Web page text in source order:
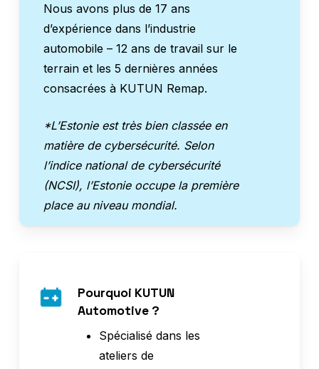
Nous avons plus de 17 ans
d’expérience dans l’industrie
automobile – 12 ans de travail sur le
terrain et les 5 dernières années
consacrées à KUTUN Remap.
*L’Estonie est très bien classée en
matière de cybersécurité. Selon
l’indice national de cybersécurité
(NCSI), l’Estonie occupe la première
place au niveau mondial.
Pourquoi KUTUN
Automotive ?
Spécialisé dans les
ateliers de